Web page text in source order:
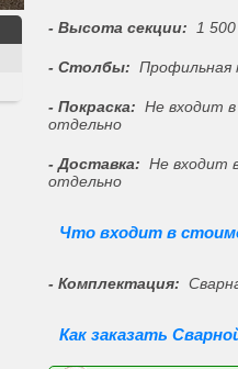
- Высота секции: 1
- Столбы: Профильная
- Покраска: Не входит
отдельно
- Доставка: Не входит
отдельно
Что входит в
- Комплектация:
Как заказать